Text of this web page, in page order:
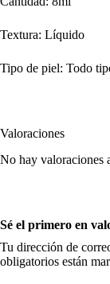
Textura: Líquido
Tipo de piel: Todo
Valoraciones
No hay valoraciones
Sé el primero en
Tu dirección de
obligatorios están